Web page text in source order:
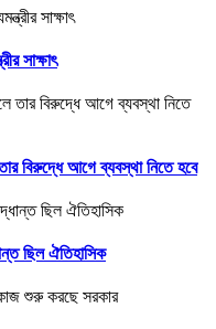
সাক্ষাৎ
বিরুদ্ধে আগে ব্যবস্থা নিতে হবে
ছিল ঐতিহাসিক